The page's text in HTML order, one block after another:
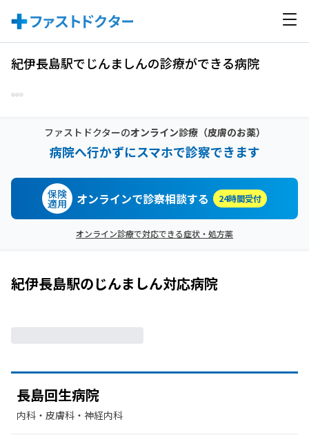
紀伊長島駅でじんましんの診療ができる病院
ファストドクターのオンライン診療（皮膚のお薬）
病院へ行かずにスマホで診察できます
保険
適用 オンラインで診察相談する 24時間受付
オンライン診療で対応できる症状・処方薬
紀伊長島駅のじんましん対応病院
長島回生病院
内科・​皮膚科・​神経内科